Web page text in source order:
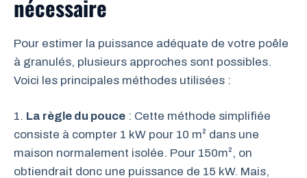
nécessaire
Pour estimer la puissance adéquate de votre poêle
à granulés, plusieurs approches sont possibles.
Voici les principales méthodes utilisées :
1. La règle du pouce : Cette méthode simplifiée
consiste à compter 1 kW pour 10 m² dans une
maison normalement isolée. Pour 150m², on
obtiendrait donc une puissance de 15 kW. Mais,